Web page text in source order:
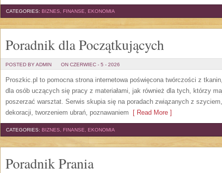
CATEGORIES: BIZNES, FINANSE, EKONOMIA
Poradnik dla Początkujących
POSTED BY ADMIN ON CZERWIEC - 5 - 2026
Proszkic.pl to pomocna strona internetowa poświęcona twórczości z
dla osób uczących się pracy z materiałami, jak również dla tych, którzy
poszerzać warsztat. Serwis skupia się na poradach związanych z
dekoracji, tworzeniem ubrań, poznawaniem [ Read More ]
CATEGORIES: BIZNES, FINANSE, EKONOMIA
Poradnik Prania